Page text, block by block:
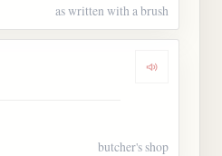
as written with a brush
Dengarkan
butcher's shop